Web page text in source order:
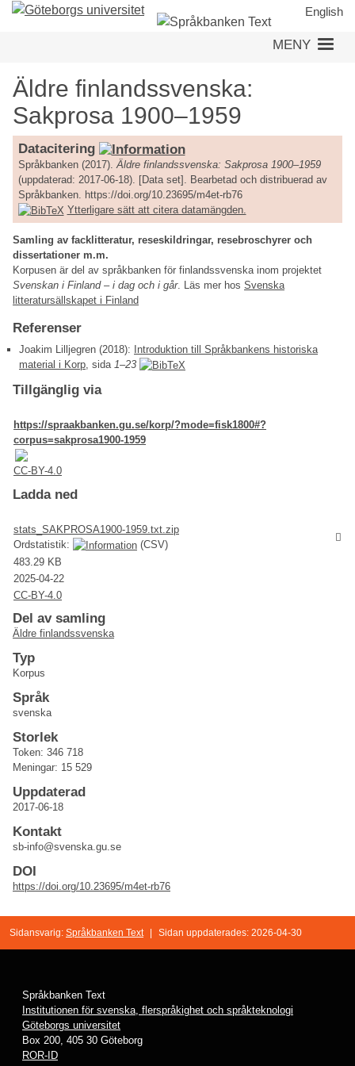
Hoppa
English
MENY
Äldre finlandssvenska:
Sakprosa 1900–1959
Datacitering
Språkbanken (2017). Äldre finlandssvenska: Sakprosa 1900–1959
(uppdaterad: 2017-06-18). [Data set]. Bearbetad och distribuerad av
Språkbanken. https://doi.org/10.23695/m4et-rb76
Ytterligare sätt att citera datamängden.
Samling av facklitteratur, reseskildringar, resebroschyrer och
dissertationer m.m.
Korpusen är del av språkbanken för finlandssvenska inom projektet
Svenskan i Finland – i dag och i går. Läs mer hos Svenska
litteratursällskapet i Finland
Referenser
Joakim Lilljegren (2018):
Introduktion till Språkbankens historiska
material i Korp, sida 1–23
Tillgänglig via
https://spraakbanken.gu.se/korp/?mode=fisk1800#?
corpus=sakprosa1900-1959
CC-BY-4.0
Ladda ned
stats_SAKPROSA1900-1959.txt.zip
Ordstatistik:
(CSV)
483.29 KB
2025-04-22
CC-BY-4.0
Del av samling
Äldre finlandssvenska
Typ
Korpus
Språk
svenska
Storlek
Token: 346 718
Meningar: 15 529
Uppdaterad
2017-06-18
Kontakt
sb-info@svenska.gu.se
DOI
https://doi.org/10.23695/m4et-rb76
Sidansvarig: Språkbanken Text Sidan uppdaterades: 2026-04-30
Språkbanken Text
Institutionen för svenska, flerspråkighet och språkteknologi
Göteborgs universitet
Box 200, 405 30 Göteborg
ROR-ID